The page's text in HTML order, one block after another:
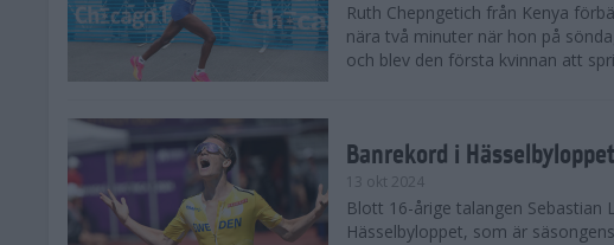
Ruth Chepngetich från Kenya
nära två minuter när hon på
och blev den första kvinnan att
Banrekord i
13 okt 2024
Blott 16-årige talangen Sebastian
Hässelbyloppet, som är